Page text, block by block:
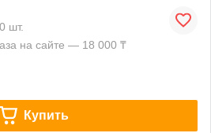
шт.
на сайте — 18 000 ₸
Купить